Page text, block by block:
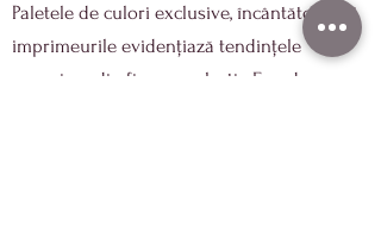
Paletele de culori exclusive, încântătoare și
imprimeurile evidențiază tendințele
sezoniere din fiecare colecție Escada.